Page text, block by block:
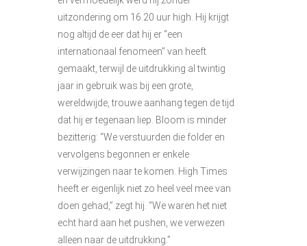
uitzondering om 16.20 uur high. Hij krijgt
nog altijd de eer dat hij er “een
internationaal fenomeen” van heeft
gemaakt, terwijl de uitdrukking al twintig
jaar in gebruik was bij een grote,
wereldwijde, trouwe aanhang tegen de tijd
dat hij er tegenaan liep. Bloom is minder
bezitterig: “We verstuurden die folder en
vervolgens begonnen er enkele
verwijzingen naar te komen. High Times
heeft er eigenlijk niet zo heel veel mee van
doen gehad,” zegt hij. “We waren het niet
echt hard aan het pushen, we verwezen
alleen naar de uitdrukking.”